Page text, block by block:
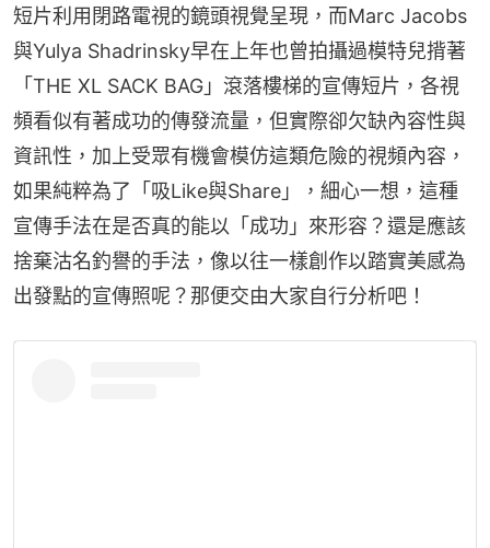
短片利用閉路電視的鏡頭視覺呈現，而Marc Jacobs
與Yulya Shadrinsky早在上年也曾拍攝過模特兒揹著
「THE XL SACK BAG」滾落樓梯的宣傳短片，各視
頻看似有著成功的傳發流量，但實際卻欠缺內容性與
資訊性，加上受眾有機會模仿這類危險的視頻內容，
如果純粹為了「吸Like與Share」，細心一想，這種
宣傳手法在是否真的能以「成功」來形容？還是應該
捨棄沽名釣譽的手法，像以往一樣創作以踏實美感為
出發點的宣傳照呢？那便交由大家自行分析吧！